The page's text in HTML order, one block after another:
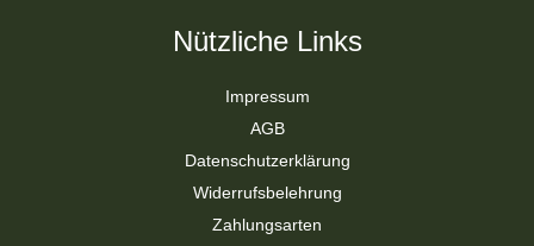
Nützliche Links
Impressum
AGB
Datenschutzerklärung
Widerrufsbelehrung
Zahlungsarten